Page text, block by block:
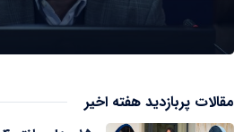
مقالات پربازدید هفته اخیر